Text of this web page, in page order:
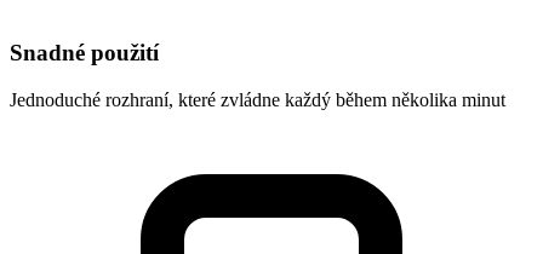
Snadné použití
Jednoduché rozhraní, které zvládne každý během několika minut